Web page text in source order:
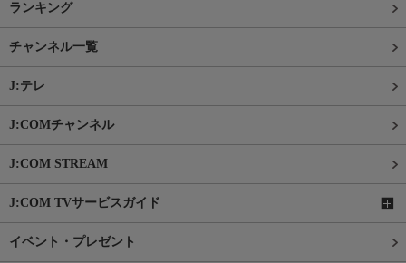
ランキング
チャンネル一覧
J:テレ
J:COMチャンネル
J:COM STREAM
J:COM TVサービスガイド
イベント・プレゼント